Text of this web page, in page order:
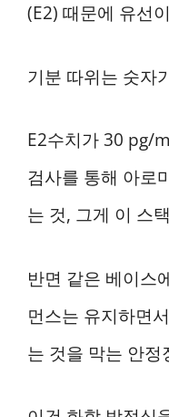
(E2) 때문에 유선
기분 따위는 숫자
E2수치가 30 pg/
검사를 통해 아로
는 것, 그게 이 스
반면 같은 베이스
먼스는 유지하면
는 것을 막는 안정